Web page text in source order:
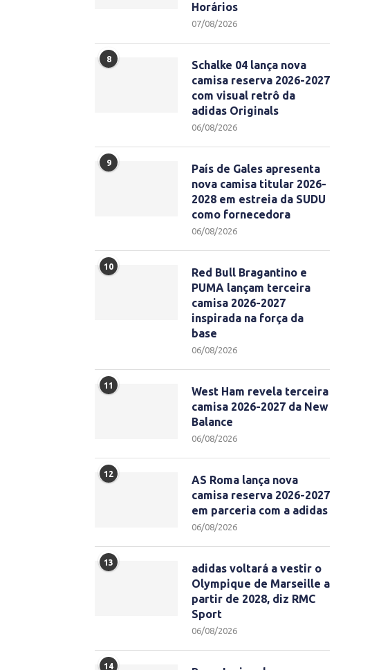
Horários
07/08/2026
8
Schalke 04 lança nova
camisa reserva 2026-2027
com visual retrô da
adidas Originals
06/08/2026
9
País de Gales apresenta
nova camisa titular 2026-
2028 em estreia da SUDU
como fornecedora
06/08/2026
10
Red Bull Bragantino e
PUMA lançam terceira
camisa 2026-2027
inspirada na força da
base
06/08/2026
11
West Ham revela terceira
camisa 2026-2027 da New
Balance
06/08/2026
12
AS Roma lança nova
camisa reserva 2026-2027
em parceria com a adidas
06/08/2026
13
adidas voltará a vestir o
Olympique de Marseille a
partir de 2028, diz RMC
Sport
06/08/2026
14